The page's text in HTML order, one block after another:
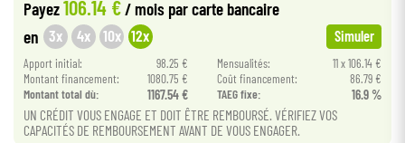
Cables & Acces.
HiFi
Bundle
Payez106.14 €/ mois par carte bancaire
en 3x 4x 10x 12x Simuler
Apport initial: 98.25 € Mensualités:
11 x 106.14 €
Montant financement:
1080.75 € Coût financement:
86.79 €
Montant total dù:
1167.54 € TAEG fixe: 16.9 %
UN CRÉDIT VOUS ENGAGE ET DOIT ÊTRE REMBOURSÉ. VÉRIFIEZ VOS
CAPACITÉS DE REMBOURSEMENT AVANT DE VOUS ENGAGER.